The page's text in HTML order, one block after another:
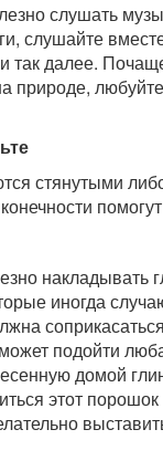
слушать
слушайте
так далее.
природе,
стянутыми
накладывать
иногда
подойти
домой
этот